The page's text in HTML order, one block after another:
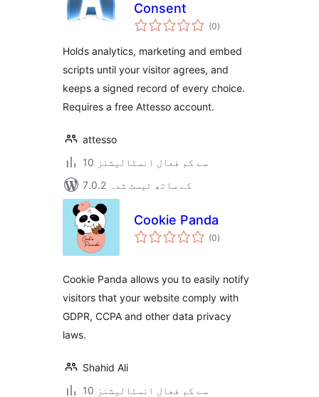
Consent
(0مجموعی
درجہ
)
Holds analytics, marketing and embed
scripts until your visitor agrees, and
keeps a signed record of every choice.
Requires a free Attesso account.
attesso
10 سے کم فعال انسٹالیشنز
7.0.2 کے ساتھ ٹیسٹ شدہ
Cookie Panda
(0مجموعی
درجہ
)
Cookie Panda allows you to easily notify
visitors that your website comply with
GDPR, CCPA and other data privacy
laws.
Shahid Ali
10 سے کم فعال انسٹالیشنز